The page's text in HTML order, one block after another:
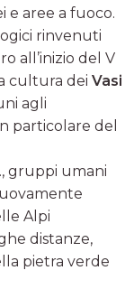
e aree a fuoco.
rinvenuti
all’inizio del V
cultura dei Vasi
agli
particolare del
gruppi umani
Alpi
distanze,
pietra verde